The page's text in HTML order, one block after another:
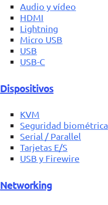
Audio y vídeo
HDMI
Lightning
Micro USB
USB
USB-C
Dispositivos
KVM
Seguridad biométrica
Serial / Parallel
Tarjetas E/S
USB y Firewire
Networking